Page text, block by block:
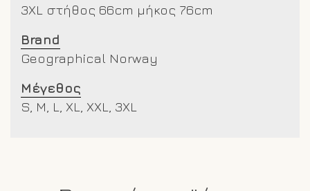
3XL στήθος 66cm μήκος 76cm
Brand
Geographical Norway
Μέγεθος
S, M, L, XL, XXL, 3XL